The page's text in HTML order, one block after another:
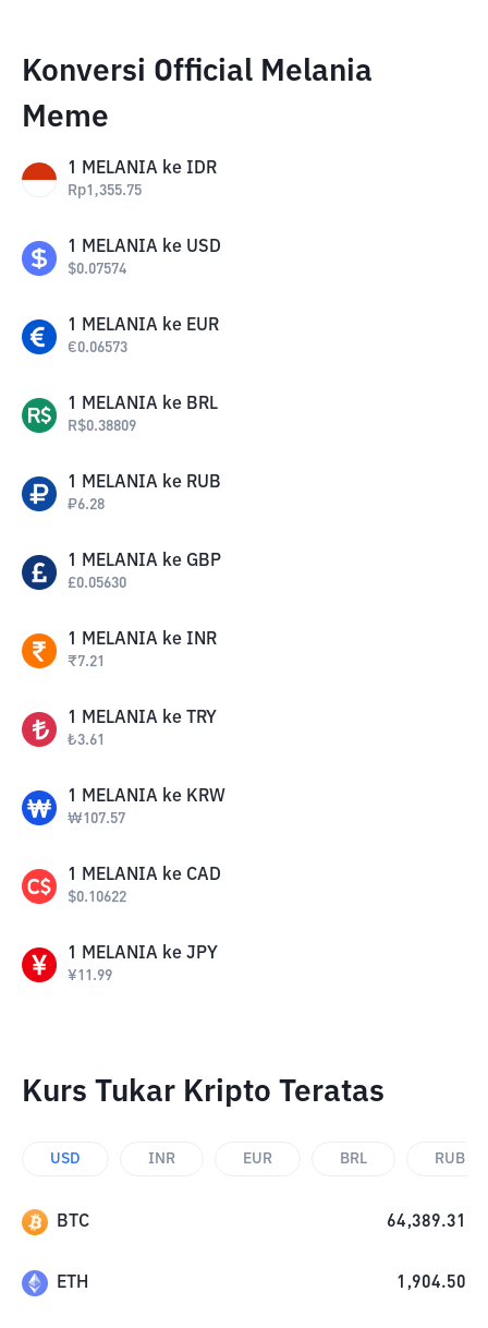
Konversi Official Melania
Meme
1 MELANIA ke IDR
Rp1,355.75
1 MELANIA ke USD
$0.07574
1 MELANIA ke EUR
€0.06573
1 MELANIA ke BRL
R$0.38809
1 MELANIA ke RUB
₽6.28
1 MELANIA ke GBP
£0.05630
1 MELANIA ke INR
₹7.21
1 MELANIA ke TRY
₺3.61
1 MELANIA ke KRW
₩107.57
1 MELANIA ke CAD
$0.10622
1 MELANIA ke JPY
¥11.99
Kurs Tukar Kripto Teratas
USD INR EUR BRL RUB
BTC 64,389.31
ETH 1,904.50